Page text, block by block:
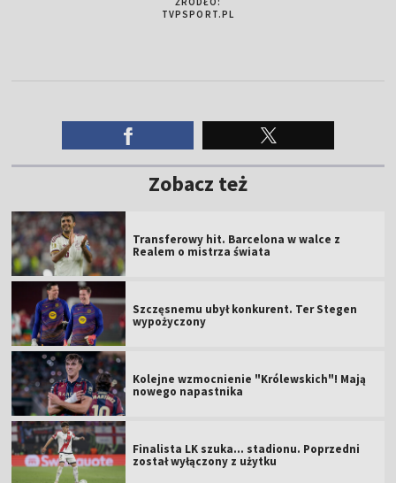
TVPSPORT.PL
Zobacz też
Transferowy hit. Barcelona w walce z
Realem o mistrza świata
Szczęsnemu ubył konkurent. Ter Stegen
wypożyczony
Kolejne wzmocnienie "Królewskich"! Mają
nowego napastnika
Finalista LK szuka... stadionu. Poprzedni
został wyłączony z użytku